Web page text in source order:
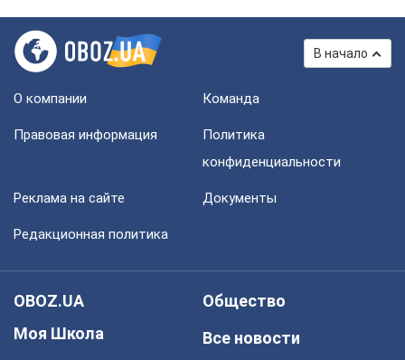
В начало
О компании Команда
Правовая информация
Политика
конфиденциальности
Реклама на сайте Документы
Редакционная политика
OBOZ.UA
Моя Школа
Общество
Все новости